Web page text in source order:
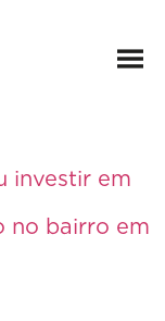
investir em
no bairro em